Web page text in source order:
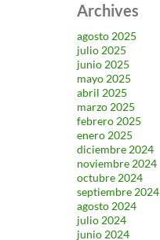
Archives
agosto 2025
julio 2025
junio 2025
mayo 2025
abril 2025
marzo 2025
febrero 2025
enero 2025
diciembre 2024
noviembre 2024
octubre 2024
septiembre 2024
agosto 2024
julio 2024
junio 2024